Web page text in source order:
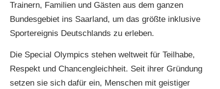
Trainern, Familien und Gästen aus dem ganzen
Bundesgebiet ins Saarland, um das größte inklusive
Sportereignis Deutschlands zu erleben.
Die Special Olympics stehen weltweit für Teilhabe,
Respekt und Chancengleichheit. Seit ihrer Gründung
setzen sie sich dafür ein, Menschen mit geistiger